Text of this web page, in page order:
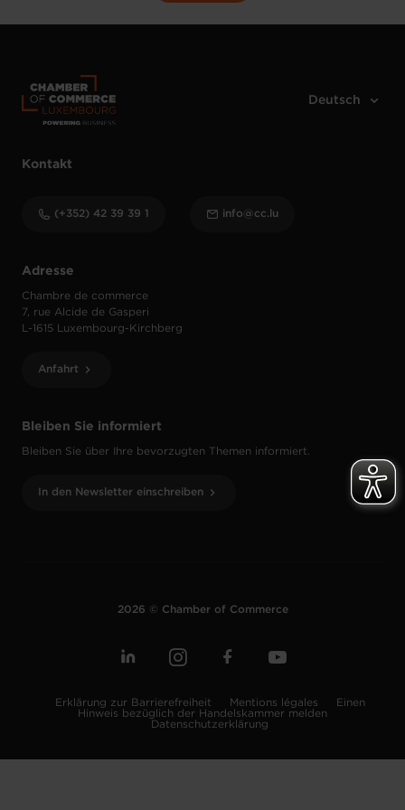
Bleiben Sie informiert
Bleiben Sie über Ihre bevorzugten Themen informiert.
In den Newsletter einschreiben
Adresse
Chambre de commerce
7, rue Alcide de Gasperi
L-1615 Luxembourg-Kirchberg
Anfahrt
Kontakt
(+352) 42 39 39 1 info@cc.lu
2026 © Chamber of Commerce
Erklärung zur Barrierefreiheit Mentions légales
Einen
Hinweis bezüglich der Handelskammer melden
Datenschutzerklärung